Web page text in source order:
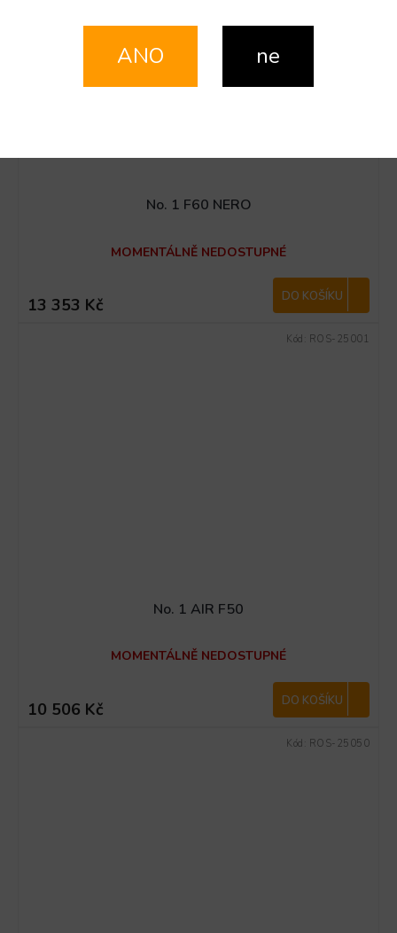
No. 1 F60 NERO
MOMENTÁLNĚ NEDOSTUPNÉ
13 353 Kč DO KOŠÍKU
No. 1 AIR F50
MOMENTÁLNĚ NEDOSTUPNÉ
10 506 Kč DO KOŠÍKU
Kód: ROS-25001
Kód: ROS-25050
ANO ne